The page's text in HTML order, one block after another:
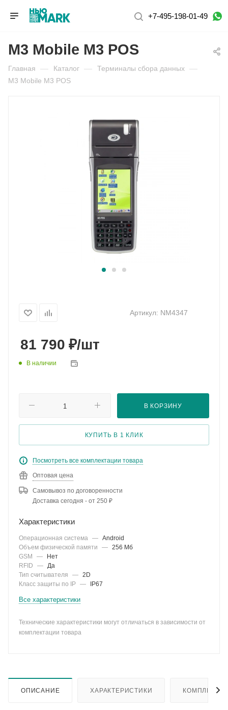
+7-495-198-01-49
M3 Mobile M3 POS
Главная — Каталог — Терминалы сбора данных —
M3 Mobile M3 POS
Артикул: NM4347
81 790 ₽/шт
В наличии
В КОРЗИНУ
КУПИТЬ В 1 КЛИК
Посмотреть все комплектации товара
Оптовая цена
Самовывоз по договоренности
Доставка сегодня - от 250 ₽
Характеристики
Операционная система — Android
Объем физической памяти
— 256 Мб
GSM
—
Нет
RFID
— Да
Тип считывателя
— 2D
Класс защиты по IP — IP67
Все характеристики
Технические характеристики могут отличаться в зависимости от
комплектации товара
ОПИСАНИЕ ХАРАКТЕРИСТИКИ